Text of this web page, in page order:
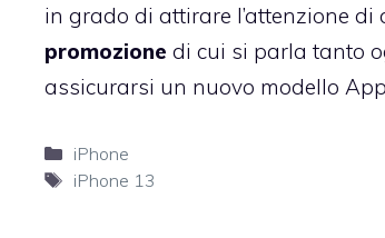
in grado di attirare l’attenzione
promozione di cui si parla tanto
assicurarsi un nuovo modello
Categorie
iPhone
Tag
iPhone 13